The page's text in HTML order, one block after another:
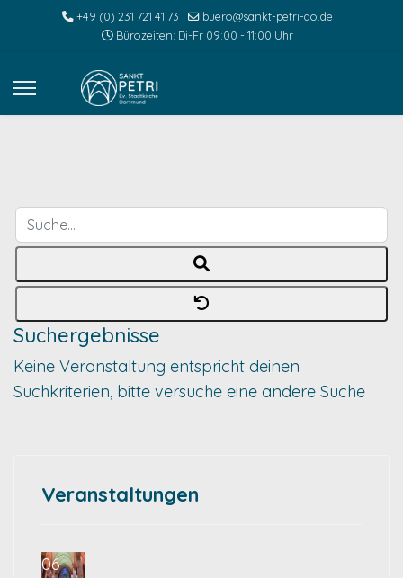
+49 (0) 231 721 41 73
buero@sankt-petri-do.de
Bürozeiten: Di-Fr 09:00 - 11:00 Uhr
Suche...
Suchergebnisse
Keine Veranstaltung entspricht deinen
Suchkriterien, bitte versuche eine andere Suche
Veranstaltungen
06